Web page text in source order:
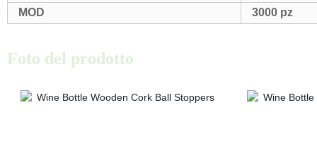
MOD
3000 pz
Foto del prodotto